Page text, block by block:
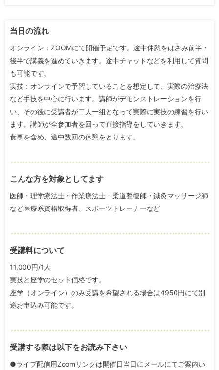
当日の流れ
オンライン：ZOOMにて開催予定です。途中休憩をはさみ前半・
後半で講義を進めていきます。途中チャットなどを利用して質問
も可能です。
実技：オンラインで予習していることを想定して、実際の治療法
など手技を中心に行います。講師がデモンストレーションを行
い、その後に受講者が二人一組となって実際に実技の練習を行い
ます。講師が全参加者を回って直接指導をしていきます。
食事を含め、途中数回の休憩をとります。
こんな方を対象としてます
医師・理学療法士・作業療法士・柔道整復師・鍼灸マッサージ師
など医療系資格取得者、スポーツトレーナーなど
受講料について
11,000円/1人
実技と座学のセット価格です。
座学（オンライン）のみ受講を希望される場合は4950円にて別
途お申込み可能です。
受講する際は以下をお読み下さい
●ライブ配信用Zoomリンクは開催日当日にメールにてご案内い